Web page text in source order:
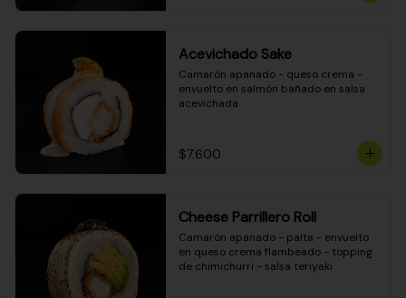
Acevichado Sake
Camarón apanado - queso crema -
envuelto en salmón bañado en salsa
acevichada
$7.600
Cheese Parrillero Roll
Camarón apanado - palta - envuelto
en queso crema flambeado - topping
de chimichurri - salsa teriyaki